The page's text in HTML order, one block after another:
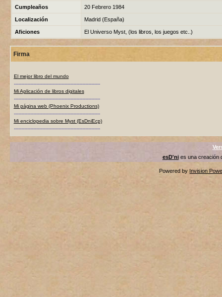
Cumpleaños 20 Febrero 1984
Localización Madrid (España)
Aficiones El Universo Myst, (los libros, los juegos etc..)
Firma
El mejor libro del mundo
----------------------------------------------------------
Mi Aplicación de libros digitales
----------------------------------------------------------
Mi página web (Phoenix Productions)
----------------------------------------------------------
Mi enciclopedia sobre Myst (EsDniEcp)
----------------------------------------------------------
esD'nies una creación
Powered by Invision